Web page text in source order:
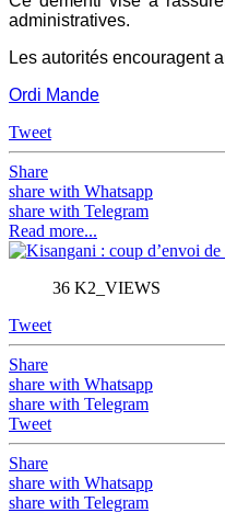
administratives.
Les autorités encouragent
Ordi Mande
Tweet
Share
share with Whatsapp
share with Telegram
Read more...
36 K2_VIEWS
Tweet
Share
share with Whatsapp
share with Telegram
Tweet
Share
share with Whatsapp
share with Telegram